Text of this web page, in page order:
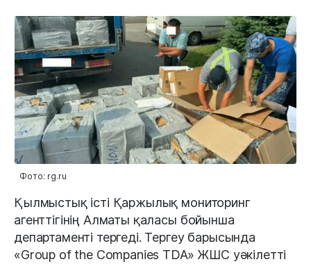
Фото: rg.ru
Қылмыстық істі Қаржылық мониторинг
агенттігінің Алматы қаласы бойынша
департаменті тергеді. Тергеу барысында
«Group of the Companies TDA» ЖШС уәкілетті